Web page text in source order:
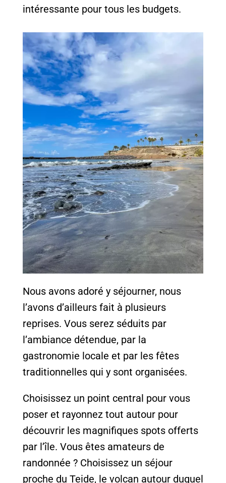
intéressante pour tous les budgets.
Nous avons adoré y séjourner, nous
l’avons d’ailleurs fait à plusieurs
reprises. Vous serez séduits par
l’ambiance détendue, par la
gastronomie locale et par les fêtes
traditionnelles qui y sont organisées.
Choisissez un point central pour vous
poser et rayonnez tout autour pour
découvrir les magnifiques spots offerts
par l’île. Vous êtes amateurs de
randonnée ? Choisissez un séjour
proche du Teide, le volcan autour duquel